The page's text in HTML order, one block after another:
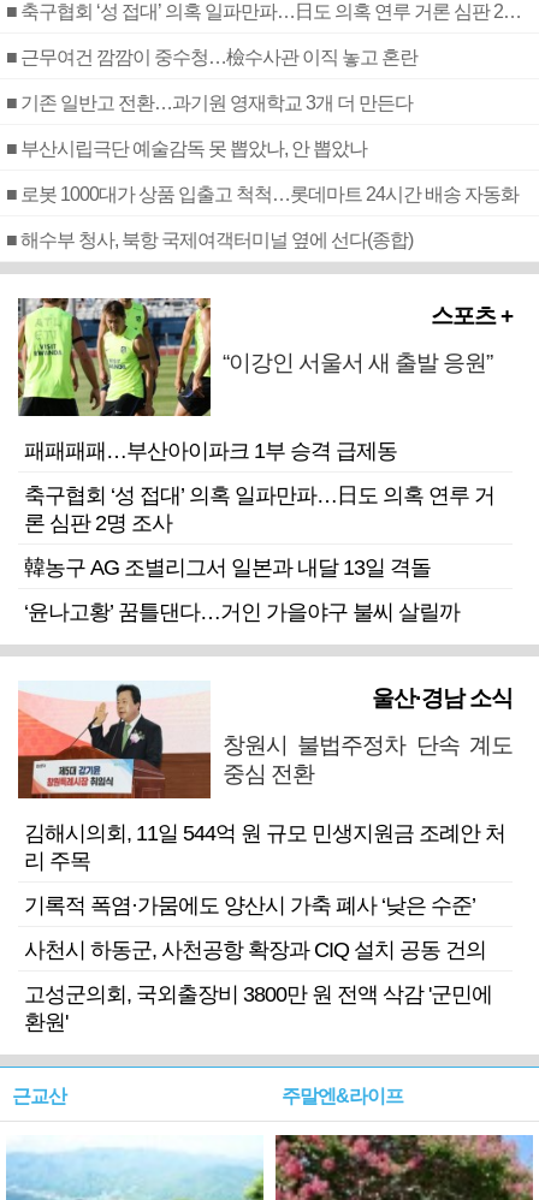
■ 축구협회 ‘성 접대’ 의혹 일파만파…日도 의혹 연루 거론 심판 2명 조사
■ 근무여건 깜깜이 중수청…檢수사관 이직 놓고 혼란
■ 기존 일반고 전환…과기원 영재학교 3개 더 만든다
■ 부산시립극단 예술감독 못 뽑았나, 안 뽑았나
■ 로봇 1000대가 상품 입출고 척척…롯데마트 24시간 배송 자동화
■ 해수부 청사, 북항 국제여객터미널 옆에 선다(종합)
스포츠 +
“이강인 서울서 새 출발 응원”
패패패패…부산아이파크 1부 승격 급제동
축구협회 ‘성 접대’ 의혹 일파만파…日도 의혹 연루 거
론 심판 2명 조사
韓농구 AG 조별리그서 일본과 내달 13일 격돌
‘윤나고황’ 꿈틀댄다…거인 가을야구 불씨 살릴까
울산·경남 소식
창원시 불법주정차 단속 계도
중심 전환
김해시의회, 11일 544억 원 규모 민생지원금 조례안 처
리 주목
기록적 폭염·가뭄에도 양산시 가축 폐사 ‘낮은 수준’
사천시 하동군, 사천공항 확장과 CIQ 설치 공동 건의
고성군의회, 국외출장비 3800만 원 전액 삭감 '군민에
환원'
근교산 주말엔&라이프